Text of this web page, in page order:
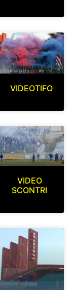
VIDEOTIFO
VIDEO
SCONTRI